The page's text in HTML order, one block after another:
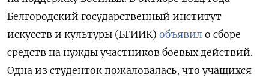
Белгородский государственный институт
искусств и культуры (БГИИК) объявил о сборе
средств на нужды участников боевых действий.
Одна из студенток пожаловалась, что учащихся